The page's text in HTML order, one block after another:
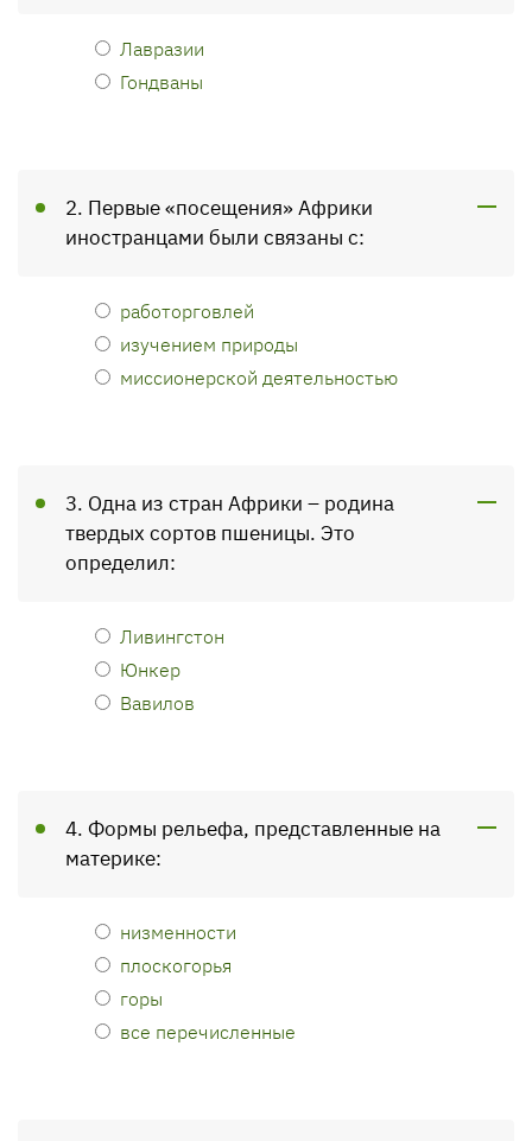
Лавразии
Гондваны
2. Первые «посещения» Африки
иностранцами были связаны с:
работорговлей
изучением природы
миссионерской деятельностью
3. Одна из стран Африки – родина
твердых сортов пшеницы. Это
определил:
Ливингстон
Юнкер
Вавилов
4. Формы рельефа, представленные на
материке:
низменности
плоскогорья
горы
все перечисленные